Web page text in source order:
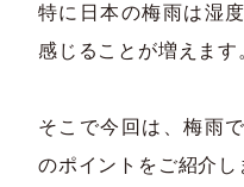
特に日本の梅雨は湿
感じることが増えます
そこで今回は、梅雨
のポイントをご紹介し